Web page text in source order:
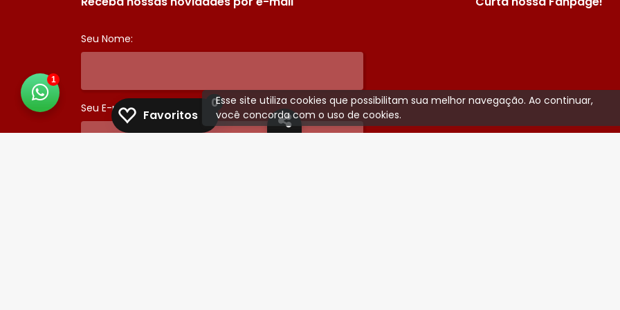
Seu Nome:
Seu E-mail:
1
Favoritos
0Esse site utiliza cookies que possibilitam sua melhor navegação. Ao continuar,
você concorda com o uso de cookies.